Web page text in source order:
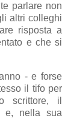
parlare non
altri colleghi
risposta a
e che si
- e forse
il tifo per
scrittore, il
e, nella sua